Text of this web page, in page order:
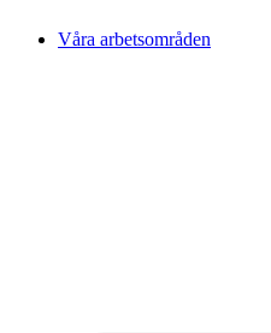
Våra arbetsområden